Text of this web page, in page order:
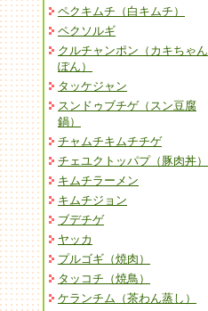
ペクキムチ（白キムチ）
ペクソルギ
クルチャンポン（カキちゃん
ぽん）
タッケジャン
スンドゥブチゲ（スン豆腐
鍋）
チャムチキムチチゲ
チェユクトッパプ（豚肉丼）
キムチラーメン
キムチジョン
ブデチゲ
ヤッカ
プルゴギ（焼肉）
タッコチ（焼鳥）
ケランチム（茶わん蒸し）